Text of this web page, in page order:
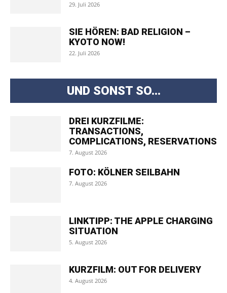
29. Juli 2026
SIE HÖREN: BAD RELIGION –
KYOTO NOW!
22. Juli 2026
UND SONST SO...
DREI KURZFILME:
TRANSACTIONS,
COMPLICATIONS, RESERVATIONS
7. August 2026
FOTO: KÖLNER SEILBAHN
7. August 2026
LINKTIPP: THE APPLE CHARGING
SITUATION
5. August 2026
KURZFILM: OUT FOR DELIVERY
4. August 2026